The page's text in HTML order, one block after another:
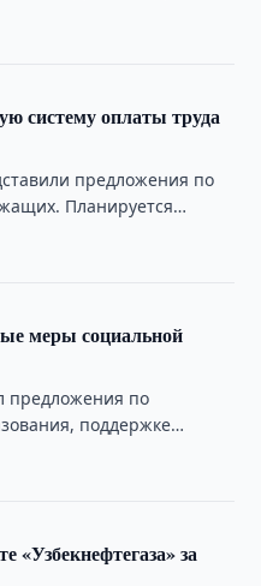
…
систему оплаты труда
предложения по
Планируется
меры социальной
предложения по
поддержке
«Узбекнефтегаза» за